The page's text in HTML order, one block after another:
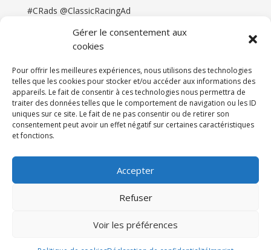
Gérer le consentement aux
cookies
Pour offrir les meilleures expériences, nous utilisons des technologies
telles que les cookies pour stocker et/ou accéder aux informations des
appareils. Le fait de consentir à ces technologies nous permettra de
traiter des données telles que le comportement de navigation ou les ID
uniques sur ce site. Le fait de ne pas consentir ou de retirer son
consentement peut avoir un effet négatif sur certaines caractéristiques
et fonctions.
Accepter
Refuser
Voir les préférences
#CRads @ClassicRacingAd
Newsletter & Presse
Partenaires
Tarifs
Espace Client
121DigitalGroup |